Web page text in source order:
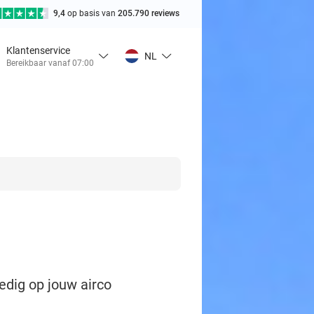
9,4 op basis van 205.790 reviews
Klantenservice
Bereikbaar vanaf 07:00
NL
op jouw airco